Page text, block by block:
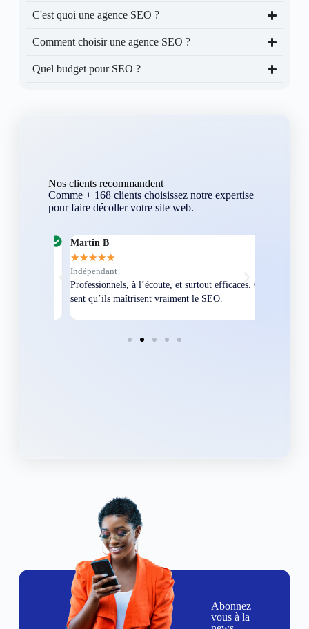
C'est quoi une agence SEO ?
Comment choisir une agence SEO ?
Quel budget pour SEO ?
Nos clients recommandent
Comme + 168 clients choisissez notre expertise
pour faire décoller votre site web.
Martin B
★★★★
Indépendant
Professionnels, à l’écoute, et surtout efficaces. On
sent qu’ils maîtrisent vraiment le SEO.
Abonnez
vous à la